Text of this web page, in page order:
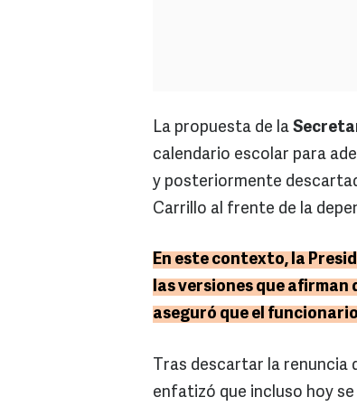
La propuesta de la
calendario escolar para
y posteriormente
Carrillo al frente de la
En este contexto, la
las versiones que afirman
aseguró que el
Tras descartar la renuncia
enfatizó que incluso hoy